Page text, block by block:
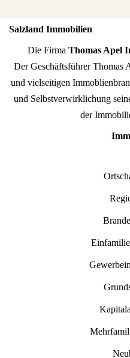
Salzland Immobilien
Die Firma Thomas Apel
Der Geschäftsführer Thomas
und vielseitigen
und Selbstverwirklichung
der